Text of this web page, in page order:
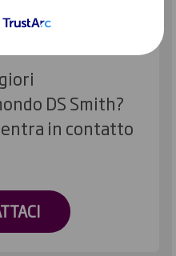
DS Smith?
in contatto